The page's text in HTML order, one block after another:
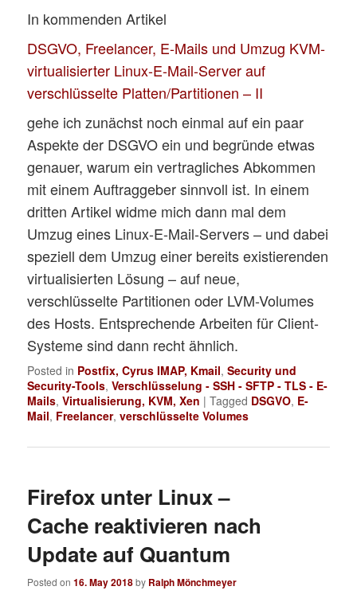
In kommenden Artikel
DSGVO, Freelancer, E-Mails und Umzug KVM-
virtualisierter Linux-E-Mail-Server auf
verschlüsselte Platten/Partitionen – II
gehe ich zunächst noch einmal auf ein paar
Aspekte der DSGVO ein und begründe etwas
genauer, warum ein vertragliches Abkommen
mit einem Auftraggeber sinnvoll ist. In einem
dritten Artikel widme mich dann mal dem
Umzug eines Linux-E-Mail-Servers – und dabei
speziell dem Umzug einer bereits existierenden
virtualisierten Lösung – auf neue,
verschlüsselte Partitionen oder LVM-Volumes
des Hosts. Entsprechende Arbeiten für Client-
Systeme sind dann recht ähnlich.
Posted in Postfix, Cyrus IMAP, Kmail,Security und
Security-Tools,Verschlüsselung - SSH - SFTP - TLS - E-
Mails,Virtualisierung, KVM, Xen |Tagged DSGVO, E-
Mail, Freelancer,verschlüsselte Volumes
Firefox unter Linux –
Cache reaktivieren nach
Update auf Quantum
Posted on16. May 2018by Ralph Mönchmeyer